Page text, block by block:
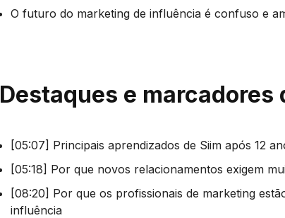
O futuro do marketing de influência é confuso e
Destaques e marcadores
[05:07] Principais aprendizados de Siim após 12
[05:18] Por que novos relacionamentos exigem
[08:20] Por que os profissionais de marketing
influência